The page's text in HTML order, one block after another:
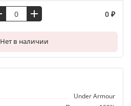
0 ₽
Нет в наличии
В корзину
Under Armour